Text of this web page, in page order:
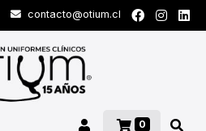
contacto@otium.cl
0